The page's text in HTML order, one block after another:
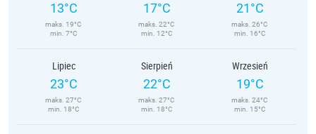
13°C
maks. 19°C
min. 7°C
17°C
maks. 22°C
min. 12°C
21°C
maks. 26°C
min. 16°C
Lipiec
23°C
maks. 27°C
min. 18°C
Sierpień
22°C
maks. 27°C
min. 18°C
Wrzesień
19°C
maks. 24°C
min. 15°C